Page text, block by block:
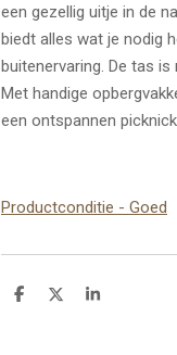
een gezellig uitje in de
biedt alles wat je nodig
buitenervaring. De tas
Met handige
een ontspannen
Productconditie - Goed
D
D
S